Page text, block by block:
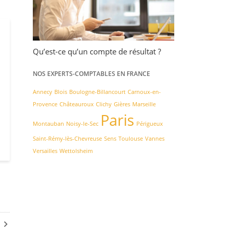
Qu’est-ce qu’un compte de résultat ?
NOS EXPERTS-COMPTABLES EN FRANCE
Annecy Blois Boulogne-Billancourt Carnoux-en-
Provence Châteauroux Clichy Gières Marseille
Montauban Noisy-le-Sec Paris Périgueux
Saint-Rémy-lès-Chevreuse Sens Toulouse Vannes
Versailles Wettolsheim